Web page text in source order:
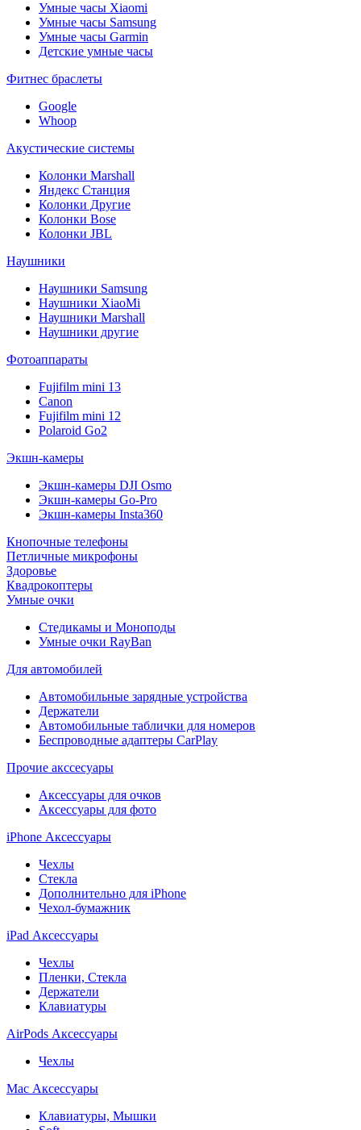
Умные часы Xiaomi
Умные часы Samsung
Умные часы Garmin
Детские умные часы
Фитнес браслеты
Google
Whoop
Акустические системы
Колонки Marshall
Яндекс Станция
Колонки Другие
Колонки Bose
Колонки JBL
Наушники
Наушники Samsung
Наушники XiaoMi
Наушники Marshall
Наушники другие
Фотоаппараты
Fujifilm mini 13
Canon
Fujifilm mini 12
Polaroid Go2
Экшн-камеры
Экшн-камеры DJI Osmo
Экшн-камеры Go-Pro
Экшн-камеры Insta360
Кнопочные телефоны
Петличные микрофоны
Здоровье
Квадрокоптеры
Умные очки
Стедикамы и Моноподы
Умные очки RayBan
Для автомобилей
Автомобильные зарядные устройства
Держатели
Автомобильные таблички для номеров
Беспроводные адаптеры CarPlay
Прочие акссесуары
Аксессуары для очков
Аксессуары для фото
iPhone Аксессуары
Чехлы
Стекла
Дополнительно для iPhone
Чехол-бумажник
iPad Аксессуары
Чехлы
Пленки, Стекла
Держатели
Клавиатуры
AirPods Аксессуары
Чехлы
Mac Аксессуары
Клавиатуры, Мышки